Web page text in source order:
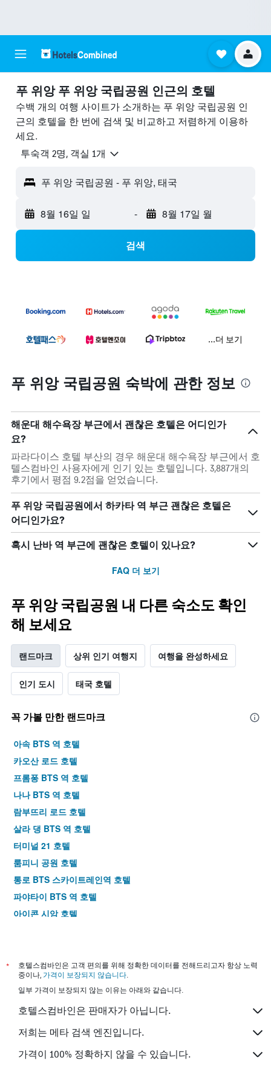
푸 위앙 푸 위앙 국립공원 ​인근의 호텔
수백 개의 여행 사이트가 소개하는 푸 위앙 국립공원 인
근의 호텔을 한 번에 검색 및 비교하고 저렴하게 이용하
세요.
​투숙객 2​명, ​객실 1개
푸 위앙 국립공원 - 푸 위앙, 태국
8월 16일 일 - 8월 17일 월
검색
...더 보기
푸 위앙 국립공원 숙박에 관한 정보
해운대 해수욕장 부근에서 괜찮은 호텔은 어디인가
요?
파라다이스 호텔 부산의 경우 해운대 해수욕장 부근에서 호
텔스컴바인 사용자에게 인기 있는 호텔입니다. 3,887개의
후기에서 평점 9.2점을 얻었습니다.
푸 위앙 국립공원에서 하카타 역 부근 괜찮은 호텔은
어디인가요?
혹시 난바 역 부근에 괜찮은 호텔이 있나요?
FAQ 더 보기
푸 위앙 국립공원 내 다른 숙소도 확인
해 보세요
랜드마크 상위 인기 여행지 여행을 완성하세요
인기 도시 태국 호텔
꼭 가볼 만한 랜드마크
아속 BTS 역 호텔
카오산 로드 호텔
프롬퐁 BTS 역 호텔
나나 BTS 역 호텔
람부뜨리 로드 호텔
살라 댕 BTS 역 호텔
터미널 21 호텔
룸피니 공원 호텔
통로 BTS 스카이트레인역 호텔
파야타이 BTS 역 호텔
아이콘 시암 호텔
통로 호텔
*
호텔스컴바인은 고객 편의를 위해 정확한 데이터를 전해드리고자 항상 노력
중이나, 가격이 보장되지 않습니다.
일부 가격이 보장되지 않는 이유는 아래와 같습니다.
호텔스컴바인은 판매자가 아닙니다.
저희는 메타 검색 엔진입니다.
가격이 100% 정확하지 않을 수 있습니다.